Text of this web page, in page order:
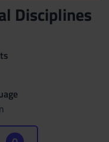
Disciplines